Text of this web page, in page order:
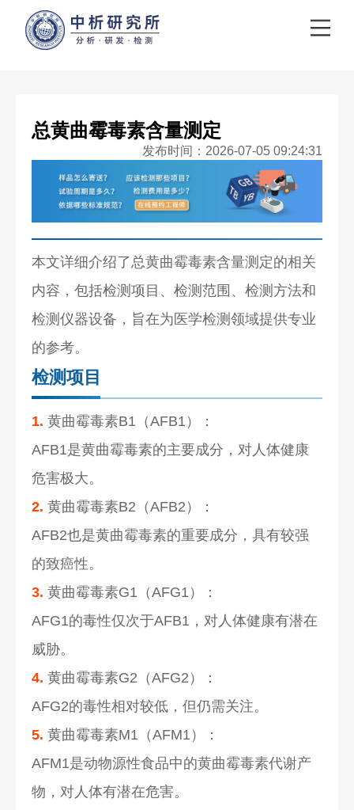
总黄曲霉毒素含量测定
发布时间：2026-07-05 09:24:31
本文详细介绍了总黄曲霉毒素含量测定的相关
内容，包括检测项目、检测范围、检测方法和
检测仪器设备，旨在为医学检测领域提供专业
的参考。
检测项目
1. 黄曲霉毒素B1（AFB1）：
AFB1是黄曲霉毒素的主要成分，对人体健康
危害极大。
2. 黄曲霉毒素B2（AFB2）：
AFB2也是黄曲霉毒素的重要成分，具有较强
的致癌性。
3. 黄曲霉毒素G1（AFG1）：
AFG1的毒性仅次于AFB1，对人体健康有潜在
威胁。
4. 黄曲霉毒素G2（AFG2）：
AFG2的毒性相对较低，但仍需关注。
5. 黄曲霉毒素M1（AFM1）：
AFM1是动物源性食品中的黄曲霉毒素代谢产
物，对人体有潜在危害。